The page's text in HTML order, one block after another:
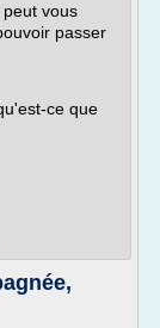
vous
passer
ce que